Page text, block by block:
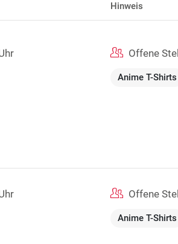
Hinweis
Offene
Anime T-Shirts
Offene
Anime T-Shirts